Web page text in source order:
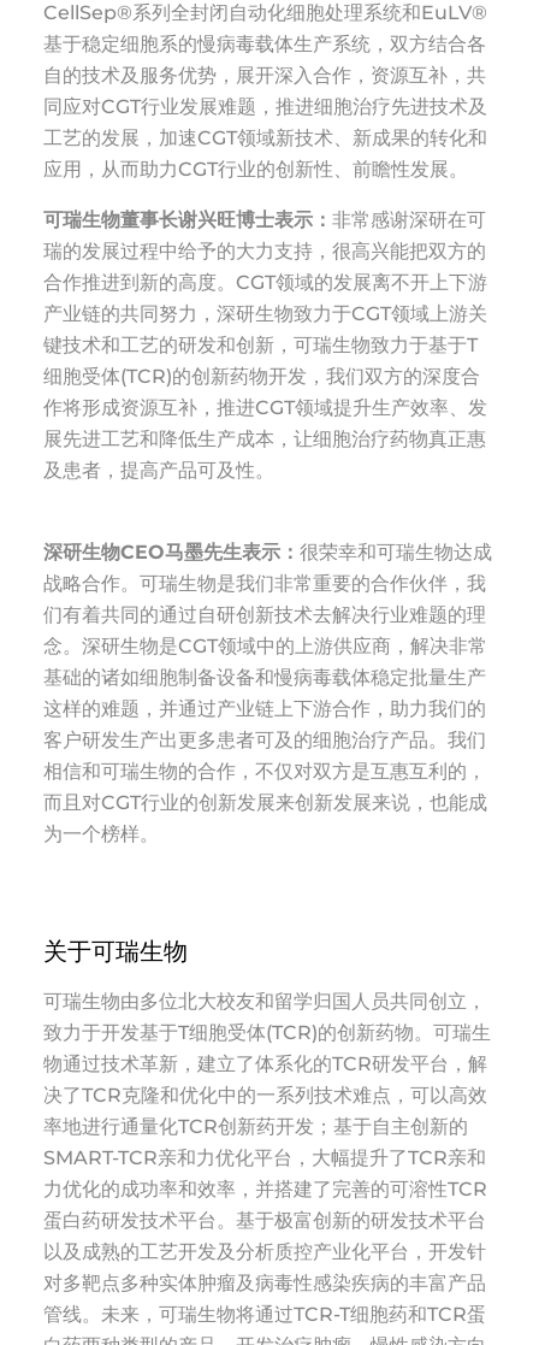
CellSep®系列全封闭自动化细胞处理系统和EuLV®
基于稳定细胞系的慢病毒载体生产系统，双方结合各
自的技术及服务优势，展开深入合作，资源互补，共
同应对CGT行业发展难题，推进细胞治疗先进技术及
工艺的发展，加速CGT领域新技术、新成果的转化和
应用，从而助力CGT行业的创新性、前瞻性发展。
可瑞生物董事长谢兴旺博士表示： 非常感谢深研在可
瑞的发展过程中给予的大力支持，很高兴能把双方的
合作推进到新的高度。CGT领域的发展离不开上下游
产业链的共同努力，深研生物致力于CGT领域上游关
键技术和工艺的研发和创新，可瑞生物致力于基于T
细胞受体(TCR)的创新药物开发，我们双方的深度合
作将形成资源互补，推进CGT领域提升生产效率、发
展先进工艺和降低生产成本，让细胞治疗药物真正惠
及患者，提高产品可及性。
深研生物CEO马墨先生表示： 很荣幸和可瑞生物达成
战略合作。可瑞生物是我们非常重要的合作伙伴，我
们有着共同的通过自研创新技术去解决行业难题的理
念。深研生物是CGT领域中的上游供应商，解决非常
基础的诸如细胞制备设备和慢病毒载体稳定批量生产
这样的难题，并通过产业链上下游合作，助力我们的
客户研发生产出更多患者可及的细胞治疗产品。我们
相信和可瑞生物的合作，不仅对双方是互惠互利的，
而且对CGT行业的创新发展来创新发展来说，也能成
为一个榜样。
关于可瑞生物
可瑞生物由多位北大校友和留学归国人员共同创立，
致力于开发基于T细胞受体(TCR)的创新药物。可瑞生
物通过技术革新，建立了体系化的TCR研发平台，解
决了TCR克隆和优化中的一系列技术难点，可以高效
率地进行通量化TCR创新药开发；基于自主创新的
SMART-TCR亲和力优化平台，大幅提升了TCR亲和
力优化的成功率和效率，并搭建了完善的可溶性TCR
蛋白药研发技术平台。基于极富创新的研发技术平台
以及成熟的工艺开发及分析质控产业化平台，开发针
对多靶点多种实体肿瘤及病毒性感染疾病的丰富产品
管线。未来，可瑞生物将通过TCR-T细胞药和TCR蛋